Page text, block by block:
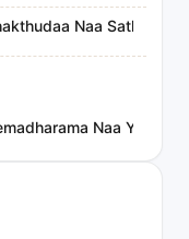
Naa
Naa Yesayya